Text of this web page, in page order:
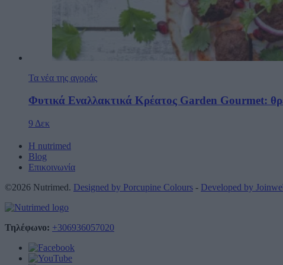
Τα νέα της αγοράς
Φυτικά Εναλλακτικά Κρέατος Garden Gourmet:
9 Δεκ
Η nutrimed
Blog
Επικοινωνία
©2026 Nutrimed. Designed by Porcupine Colours - Developed by
Τηλέφωνο: +306936057020